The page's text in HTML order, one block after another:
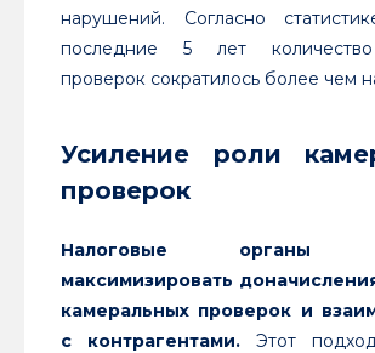
нарушений. Согласно
последние 5 лет
проверок сократилось более чем
Усиление роли
проверок
Налоговые органы
максимизировать
камеральных проверок и
с контрагентами. Этот